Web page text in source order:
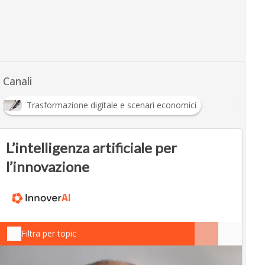
Canali
Trasformazione digitale e scenari economici
L’intelligenza artificiale per
l’innovazione
Filtra per topic